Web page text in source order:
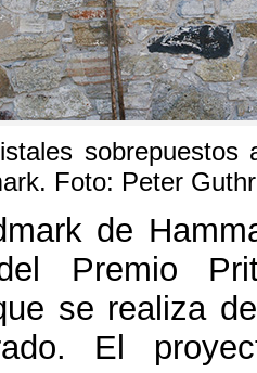
sobrepuestos
. Foto: Peter
de
Premio
se realiza
. El